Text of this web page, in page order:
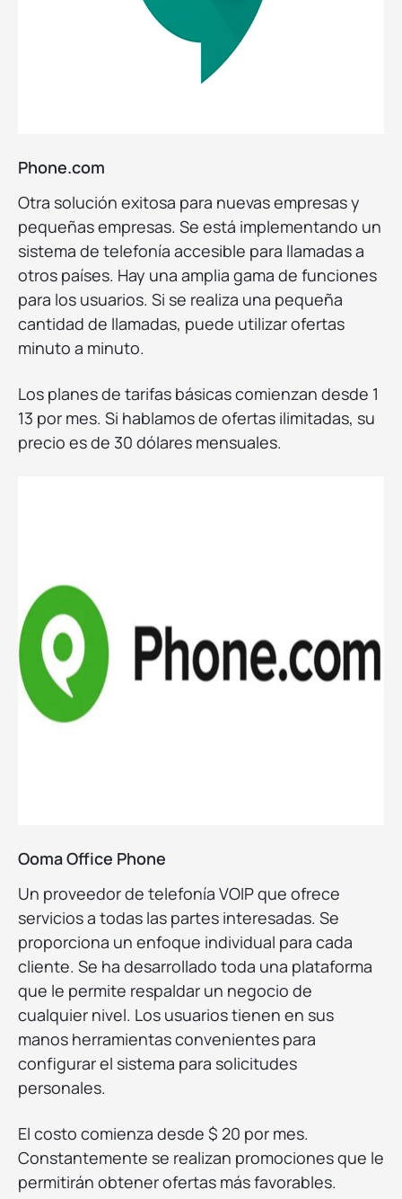
Phone.com
Otra solución exitosa para nuevas empresas y
pequeñas empresas. Se está implementando un
sistema de telefonía accesible para llamadas a
otros países. Hay una amplia gama de funciones
para los usuarios. Si se realiza una pequeña
cantidad de llamadas, puede utilizar ofertas
minuto a minuto.
Los planes de tarifas básicas comienzan desde 1
13 por mes. Si hablamos de ofertas ilimitadas, su
precio es de 30 dólares mensuales.
Ooma Office Phone
Un proveedor de telefonía VOIP que ofrece
servicios a todas las partes interesadas. Se
proporciona un enfoque individual para cada
cliente. Se ha desarrollado toda una plataforma
que le permite respaldar un negocio de
cualquier nivel. Los usuarios tienen en sus
manos herramientas convenientes para
configurar el sistema para solicitudes
personales.
El costo comienza desde $ 20 por mes.
Constantemente se realizan promociones que le
permitirán obtener ofertas más favorables.